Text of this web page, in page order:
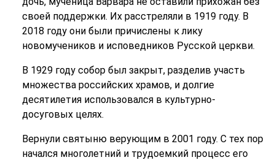
своей поддержки. Их расстреляли в 1919 году. В
2018 году они были причислены к лику
новомучеников и исповедников Русской церкви.
В 1929 году собор был закрыт, разделив участь
множества российских храмов, и долгие
десятилетия использовался в культурно-
досуговых целях.
Вернули святыню верующим в 2001 году. С тех пор
начался многолетний и трудоемкий процесс его